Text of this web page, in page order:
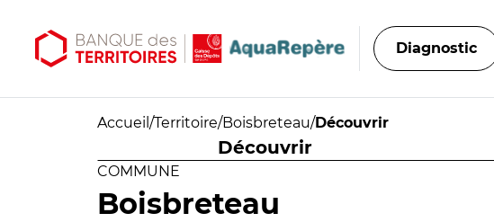
Diagnostic
Accueil /Territoire/Boisbreteau/Découvrir
Découvrir
COMMUNE
Boisbreteau